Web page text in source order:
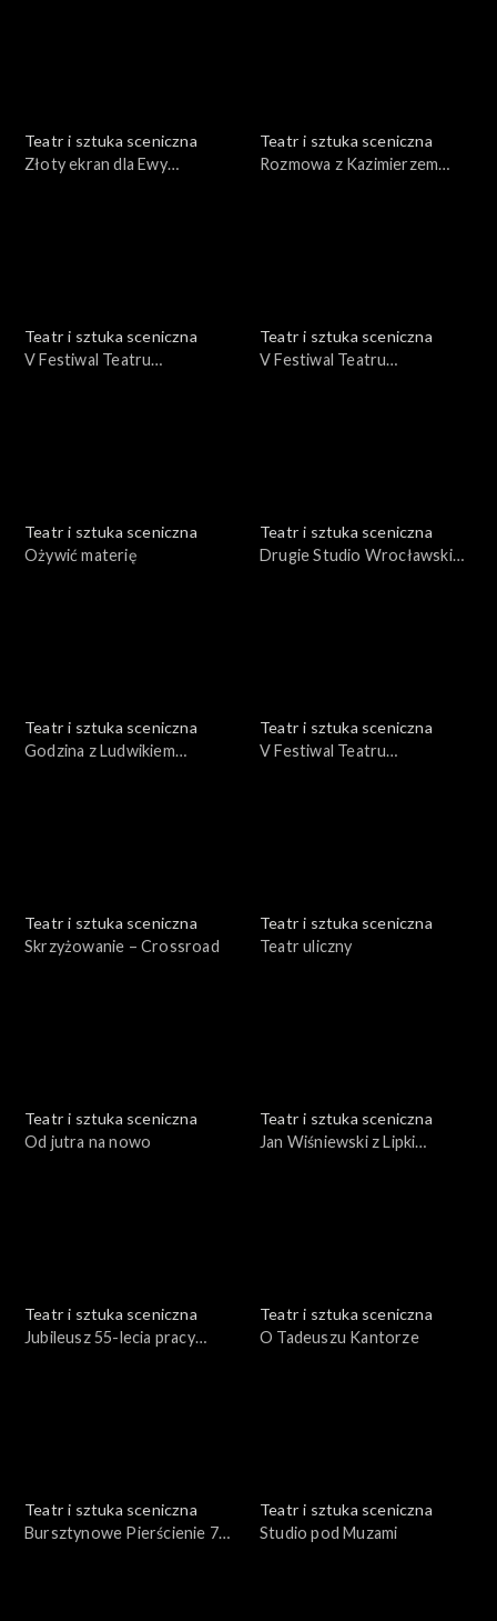
Teatr i sztuka sceniczna
Złoty ekran dla Ewy
Teatr i sztuka sceniczna
Rozmowa z Kazimierzem
Teatr i sztuka sceniczna
V Festiwal Teatru
Teatr i sztuka sceniczna
V Festiwal Teatru
Teatr i sztuka sceniczna
Ożywić materię
Teatr i sztuka sceniczna
Drugie Studio Wrocławskie -
Teatr i sztuka sceniczna
Godzina z Ludwikiem
Teatr i sztuka sceniczna
V Festiwal Teatru
Teatr i sztuka sceniczna
Skrzyżowanie – Crossroad
Teatr i sztuka sceniczna
Teatr uliczny
Teatr i sztuka sceniczna
Od jutra na nowo
Teatr i sztuka sceniczna
Jan Wiśniewski z Lipki
Teatr i sztuka sceniczna
Jubileusz 55-lecia pracy
Teatr i sztuka sceniczna
O Tadeuszu Kantorze
Teatr i sztuka sceniczna
Bursztynowe Pierścienie 74
Teatr i sztuka sceniczna
Studio pod Muzami